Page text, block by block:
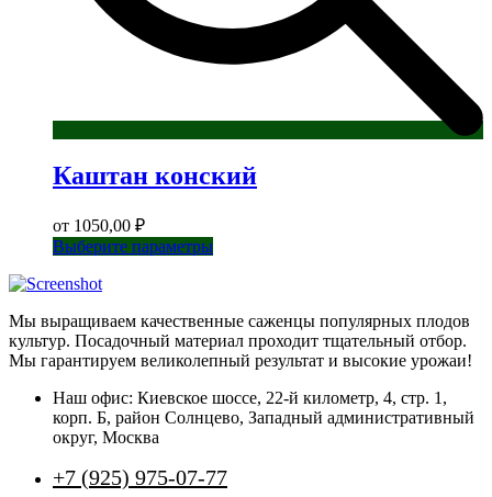
Каштан конский
от 1050,00 ₽
Выберите параметрыЭтот
вариаций.
Опции
можно
на
странице
Мы выращиваем качественные саженцы популярных плодов
культур. Посадочный материал проходит тщательный отбор.
Мы гарантируем великолепный результат и высокие урожаи!
Наш офис: Киевское шоссе, 22-й километр, 4, стр. 1,
корп. Б, район Солнцево, Западный административный
округ, Москва
+7 (925) 975-07-77